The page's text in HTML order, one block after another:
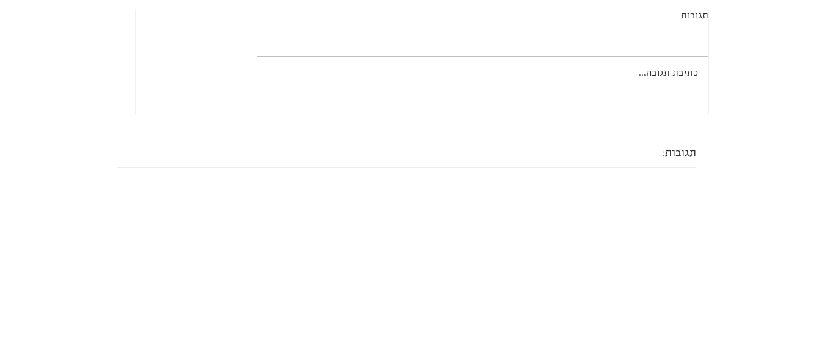
תגובות
כתיבת תגובה...
תגובות: